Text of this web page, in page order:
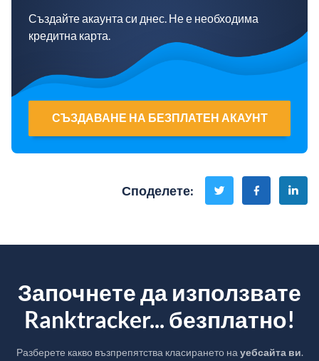
Създайте акаунта си днес. Не е необходима
кредитна карта.
СЪЗДАВАНЕ НА БЕЗПЛАТЕН АКАУНТ
Споделете:
Започнете да използвате
Ranktracker... безплатно!
Разберете какво възпрепятства класирането на уебсайта ви.